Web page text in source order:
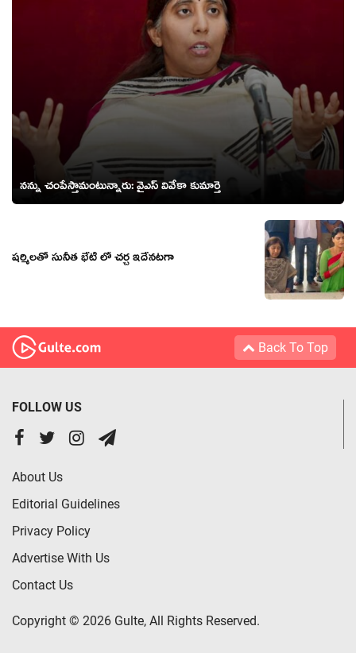
న‌న్ను చంపేస్తామంటున్నారు: వైఎస్ వివేకా కుమార్తె
ష‌ర్మిల‌తో సునీత భేటీ లో చర్చ ఇదేనటగా
Back To Top
FOLLOW US
About Us
Editorial Guidelines
Privacy Policy
Advertise With Us
Contact Us
Copyright © 2026 Gulte, All Rights Reserved.